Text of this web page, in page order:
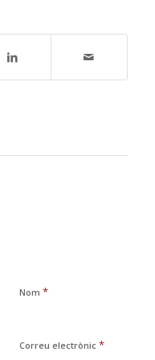
Nom *
Correu electrònic *